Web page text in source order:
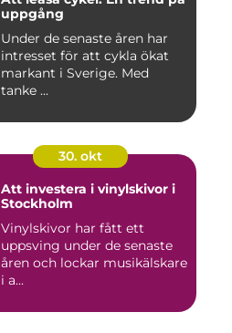
uppgång
Under de senaste åren har
intresset för att cykla ökat
markant i Sverige. Med
tanke ...
30. okt
Att investera i vinylskivor i
Stockholm
Vinylskivor har fått ett
uppsving under de senaste
åren och lockar musikälskare
i a...